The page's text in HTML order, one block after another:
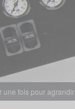
une fois pour agrandir